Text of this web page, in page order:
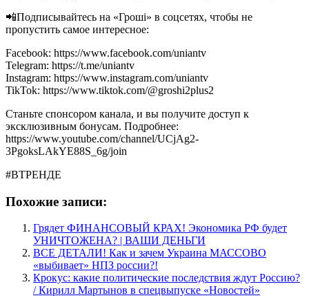
📲Подписывайтесь на «Гроші» в соцсетях, чтобы не
пропустить самое интересное:
Facebook: https://www.facebook.com/uniantv
Telegram: https://t.me/uniantv
Instagram: https://www.instagram.com/uniantv
TikTok: https://www.tiktok.com/@groshi2plus2
Станьте спонсором канала, и вы получите доступ к
эксклюзивным бонусам. Подробнее:
https://www.youtube.com/channel/UCjAg2-
3PgoksLAkYE88S_6g/join
#ВТРЕНДЕ
Похожие записи:
Грядет ФИНАНСОВЫЙ КРАХ! Экономика РФ будет
УНИЧТОЖЕНА? | ВАШИ ДЕНЬГИ
ВСЕ ДЕТАЛИ! Как и зачем Украина МАССОВО
«выбивает» НПЗ россии?!
Крокус: какие политические последствия ждут Россию?
/ Кирилл Мартынов в спецвыпуске «Новостей»